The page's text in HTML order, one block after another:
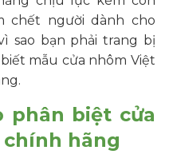
chết người dành cho
sao bạn phải trang bị
mẫu cửa nhôm Việt
phân biệt cửa
hãng